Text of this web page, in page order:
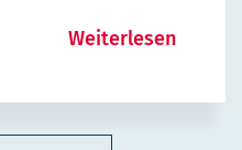
Weiterlesen